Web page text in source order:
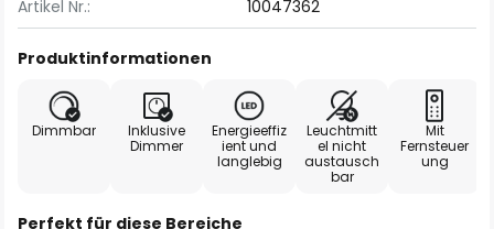
Artikel Nr.: 10047362
Produktinformationen
Dimmbar
Inklusive
Dimmer
Energieeffiz
ient und
langlebig
Leuchtmitt
el nicht
austausch
bar
Mit
Fernsteuer
ung
Perfekt für diese Bereiche